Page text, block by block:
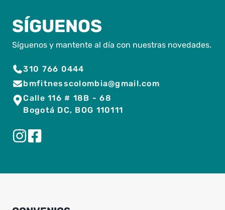
SÍGUENOS
Síguenos y mantente al día con nuestras novedades.
310 766 0444
bmfitnesscolombia@gmail.com
Calle 116 # 18B - 68
Bogotá DC, BOG 110111